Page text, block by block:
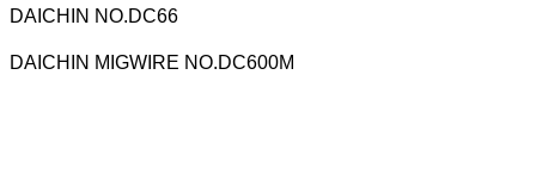
DAICHIN NO.DC66
DAICHIN MIGWIRE NO.DC600M